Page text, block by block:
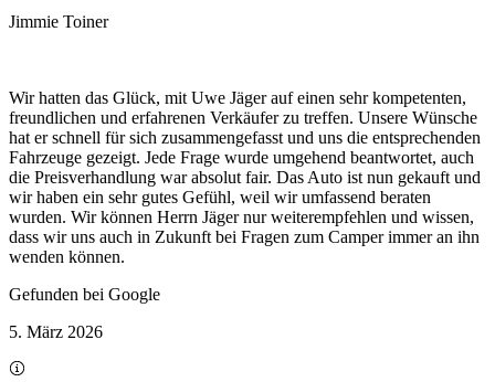
Jimmie Toiner
Wir hatten das Glück, mit Uwe Jäger auf einen sehr kompetenten,
freundlichen und erfahrenen Verkäufer zu treffen. Unsere Wünsche
hat er schnell für sich zusammengefasst und uns die entsprechenden
Fahrzeuge gezeigt. Jede Frage wurde umgehend beantwortet, auch
die Preisverhandlung war absolut fair. Das Auto ist nun gekauft und
wir haben ein sehr gutes Gefühl, weil wir umfassend beraten
wurden. Wir können Herrn Jäger nur weiterempfehlen und wissen,
dass wir uns auch in Zukunft bei Fragen zum Camper immer an ihn
wenden können.
Gefunden bei Google
5. März 2026